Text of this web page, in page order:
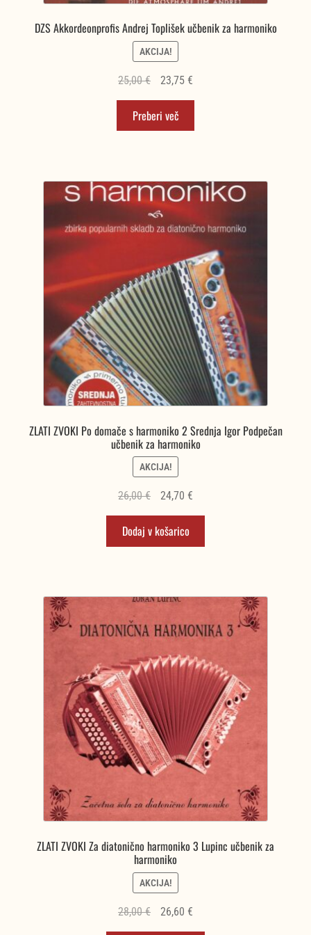
DZS Akkordeonprofis Andrej Toplišek učbenik za harmoniko
AKCIJA!
25,00€
Izvirna
je
bila:
23,75 €Trenutna
23,75 €.
Preberi več
ZLATI ZVOKI Po domače s harmoniko 2 Srednja Igor Podpečan
učbenik za harmoniko
AKCIJA!
26,00€
Izvirna
cena
je
bila:
24,70 €Trenutna
cena
24,70 €.
Dodaj v košarico
ZLATI ZVOKI Za diatonično harmoniko 3 Lupinc učbenik za
harmoniko
AKCIJA!
28,00€
Izvirna
26,60 €Trenutna